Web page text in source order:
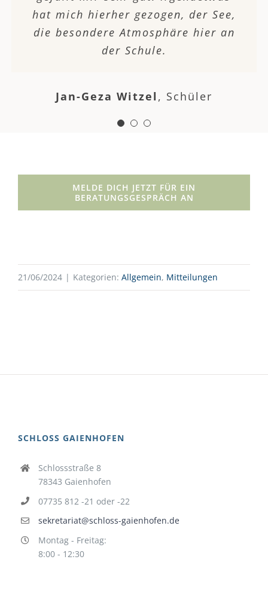
hat mich hierher gezogen, der See,
die besondere Atmosphäre hier an
der Schule.
Jan-Geza Witzel , Schüler
vorzubereiten, es waren nur 13
Schüler in meiner Gruppe, das
war sehr angenehm…
Atmosphäre stimmt, kann man
überall ein gutes Abitur
ablegen.
MELDE DICH JETZT FÜR EIN
BERATUNGSGESPRÄCH AN
21/06/2024 | Kategorien: Allgemein, Mitteilungen
SCHLOSS GAIENHOFEN
Schlossstraße 8
78343 Gaienhofen
07735 812 -21 oder -22
sekretariat@schloss-gaienhofen.de
Montag - Freitag:
8:00 - 12:30